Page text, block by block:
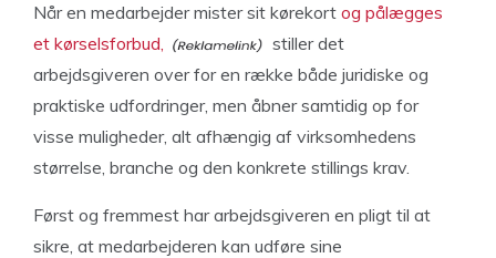
Når en medarbejder mister sit kørekort og pålægges
et kørselsforbud,
stiller det
arbejdsgiveren over for en række både juridiske og
praktiske udfordringer, men åbner samtidig op for
visse muligheder, alt afhængig af virksomhedens
størrelse, branche og den konkrete stillings krav.
Først og fremmest har arbejdsgiveren en pligt til at
sikre, at medarbejderen kan udføre sine